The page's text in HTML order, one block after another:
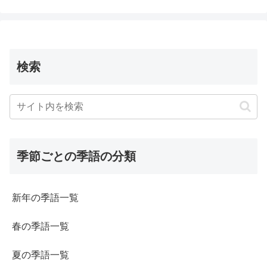
検索
季節ごとの季語の分類
新年の季語一覧
春の季語一覧
夏の季語一覧